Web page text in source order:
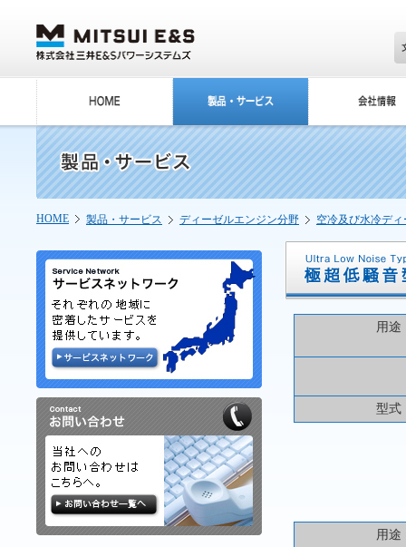
HOME 製品・サービス ディーゼルエンジン分野 空冷及び水冷デ
用途
型式
用途